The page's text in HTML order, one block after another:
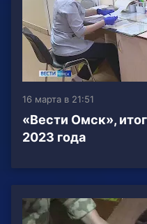
16 марта в 21:51
«Вести Омск»,
2023 года